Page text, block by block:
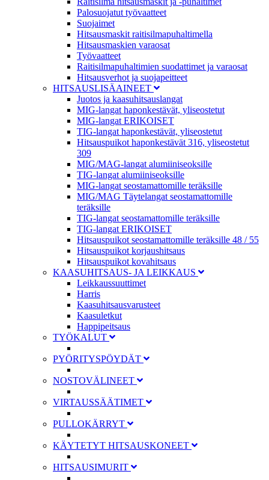
Palosuojatut työvaatteet
Suojaimet
Hitsausmaskit raitisilmapuhaltimella
Hitsausmaskien varaosat
Työvaatteet
Raitisilmapuhaltimien suodattimet ja varaosat
Hitsausverhot ja suojapeitteet
HITSAUSLISÄAINEET
Juotos ja kaasuhitsauslangat
MIG-langat haponkestävät, yliseostetut
MIG-langat ERIKOISET
TIG-langat haponkestävät, yliseostetut
Hitsauspuikot haponkestävät 316, yliseostetut
309
MIG/MAG-langat alumiiniseoksille
TIG-langat alumiiniseoksille
MIG-langat seostamattomille teräksille
MIG/MAG Täytelangat seostamattomille
teräksille
TIG-langat seostamattomille teräksille
TIG-langat ERIKOISET
Hitsauspuikot seostamattomille teräksille 48 / 55
Hitsauspuikot korjaushitsaus
Hitsauspuikot kovahitsaus
KAASUHITSAUS- JA LEIKKAUS
Leikkaussuuttimet
Harris
Kaasuhitsausvarusteet
Kaasuletkut
Happipeitsaus
TYÖKALUT
PYÖRITYSPÖYDÄT
NOSTOVÄLINEET
VIRTAUSSÄÄTIMET
PULLOKÄRRYT
KÄYTETYT HITSAUSKONEET
HITSAUSIMURIT